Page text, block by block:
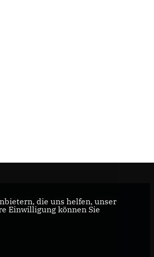
die uns helfen, unser
Einwilligung können Sie